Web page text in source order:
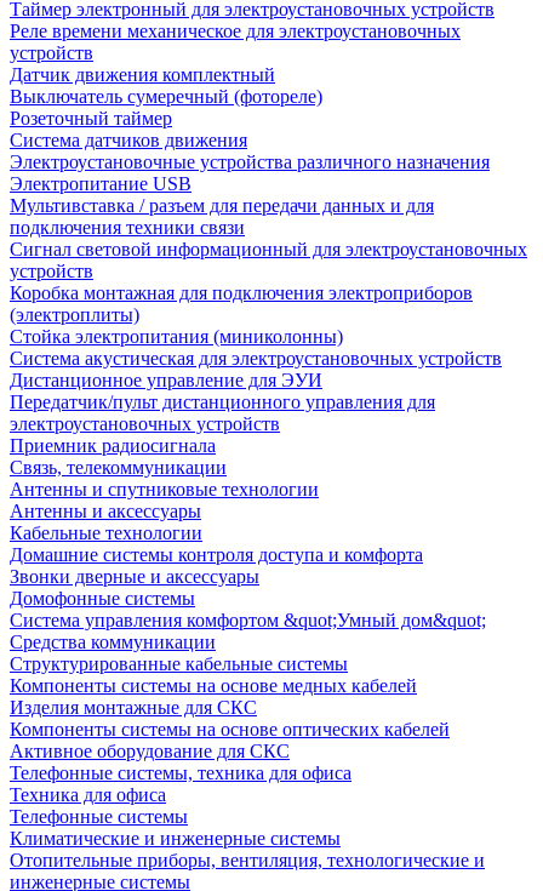
Таймер электронный для электроустановочных устройств
Реле времени механическое для электроустановочных
устройств
Датчик движения комплектный
Выключатель сумеречный (фотореле)
Розеточный таймер
Система датчиков движения
Электроустановочные устройства различного назначения
Электропитание USB
Мультивставка / разъем для передачи данных и для
подключения техники связи
Сигнал световой информационный для электроустановочных
устройств
Коробка монтажная для подключения электроприборов
(электроплиты)
Стойка электропитания (миниколонны)
Система акустическая для электроустановочных устройств
Дистанционное управление для ЭУИ
Передатчик/пульт дистанционного управления для
электроустановочных устройств
Приемник радиосигнала
Связь, телекоммуникации
Антенны и спутниковые технологии
Антенны и аксессуары
Кабельные технологии
Домашние системы контроля доступа и комфорта
Звонки дверные и аксессуары
Домофонные системы
Система управления комфортом &quot;Умный дом&quot;
Средства коммуникации
Структурированные кабельные системы
Компоненты системы на основе медных кабелей
Изделия монтажные для СКС
Компоненты системы на основе оптических кабелей
Активное оборудование для СКС
Телефонные системы, техника для офиса
Техника для офиса
Телефонные системы
Климатические и инженерные системы
Отопительные приборы, вентиляция, технологические и
инженерные системы